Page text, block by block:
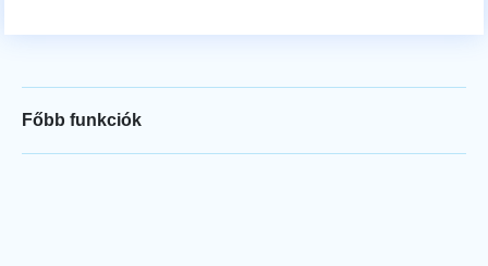
Főbb funkciók